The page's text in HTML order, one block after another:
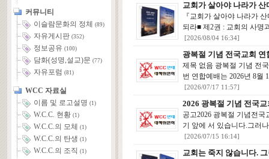
커뮤니티
이슬람문화의 정체
(89)
자유게시판 (352)
정보공유 (100)
담화(성명,설교)문 (77)
자유포럼 (81)
WCC 자료실
이름 및 로고설명 (1)
W.C.C. 현황 (1)
W.C.C.의 모체 (1)
W.C.C.의 탄생 (1)
W.C.C.의 조직 (1)
교회가 살아야 나라가 산
『교회가 살아야 나라가
되라■ 제2권 : 교회의 사명
[2026/08/04 16:34]
광복절 기념 전국교회
제목 없음 광복절 기념 전
번 연합예배는 2026년 8월
[2026/07/17 11:57]
2026 광복절 기념 전국
공고2026 광복절 기념전
기 앞에 서 있습니다.그러
[2026/07/15 16:14]
교회는 죽지 않습니다.